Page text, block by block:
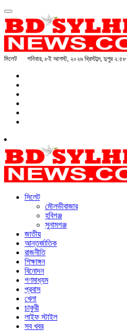
সিলেট শনিবার, ৮ই আগস্ট, ২০২৬ খ্রিস্টাব্দ, দুপুর ২:৫৮
সিলেট
মৌলভীবাজার
হবিগঞ্জ
সুনামগঞ্জ
জাতীয়
আন্তর্জাতিক
রাজনীতি
শিক্ষাঙ্গন
বিনোদন
গণমাধ্যম
প্রবাস
খেলা
চাকুরী
লাইফ স্টাইল
সব খবর